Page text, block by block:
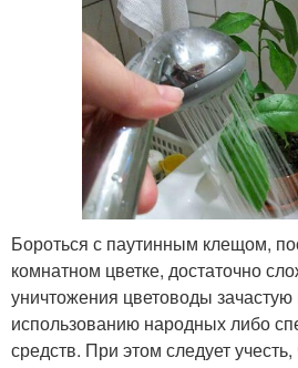
Бороться с паутинным клещом,
комнатном цветке, достаточно
уничтожения цветоводы зачастую
использованию народных либо
средств. При этом следует